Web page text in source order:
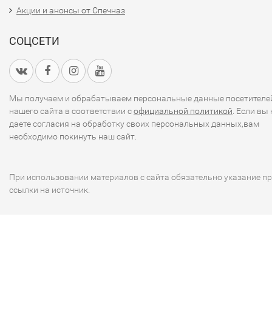
Акции и анонсы от Спечназ
СОЦСЕТИ
Мы получаем и обрабатываем персональные данные
нашего сайта в соответствии софициальной политикой . Если вы
даете согласия на обработку своих персональных данных,вам
необходимо покинуть наш сайт.
При использовании материалов с сайта обязательно указание
ссылки на источник.